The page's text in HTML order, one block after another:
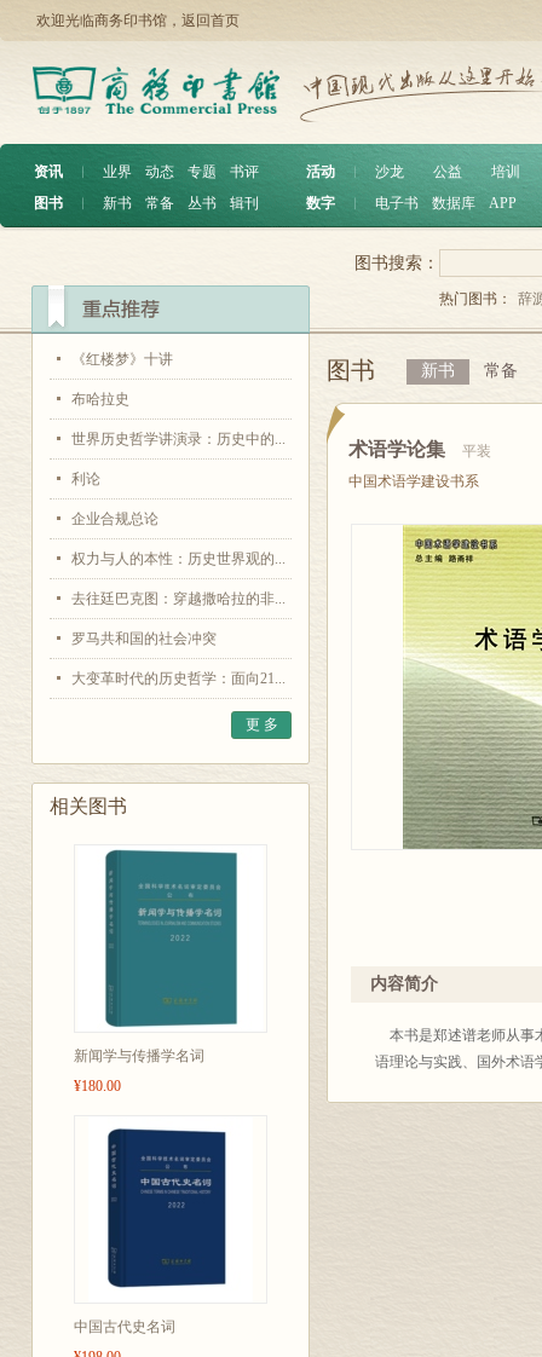
欢迎光临商务印书馆， 返回首页
资讯 ︱ 业界 动态 专题
书评
图书
︱ 新书 常备 丛书 辑刊
活动 沙龙 公益
培训
数字
电子书 数据库 APP
《红楼梦》十讲
布哈拉史
世界历史哲学讲演录：历史中的...
利论
企业合规总论
权力与人的本性：历史世界观的...
去往廷巴克图：穿越撒哈拉的非...
罗马共和国的社会冲突
大变革时代的历史哲学：面向21...
更 多
相关图书
新闻学与传播学名词
¥180.00
中国古代史名词
图书搜索：
热门图书： 辞
图书 新书 常备
术语学论集
平装
中国术语学建设书系
内容简介
本书是郑述谱老师从事
语理论与实践、国外术语